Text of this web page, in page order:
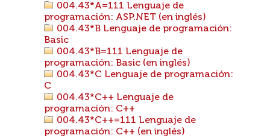
004.43*A=111 Lenguaje de
programación: ASP.NET (en inglés)
004.43*B Lenguaje de programación:
Basic
004.43*B=111 Lenguaje de
programación: Basic (en inglés)
004.43*C Lenguaje de programación:
C
004.43*C++ Lenguaje de
programación: C++
004.43*C++=111 Lenguaje de
programación: C++ (en inglés)